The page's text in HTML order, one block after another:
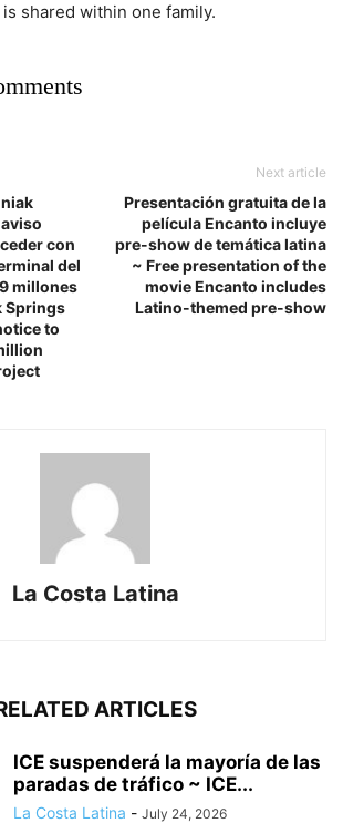
shared within one family.
con
del
millones
Springs
to
Next article
Presentación gratuita de la
película Encanto incluye
pre-show de temática latina
~ Free presentation of the
movie Encanto includes
Latino-themed pre-show
La Costa Latina
ARTICLES
ICE suspenderá la mayoría de las
paradas de tráfico ~ ICE...
La Costa Latina - July 24, 2026